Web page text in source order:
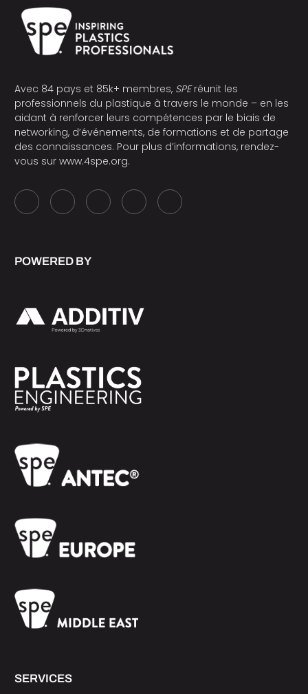
Avec 84 pays et 85k+ membres, SPEréunit les
professionnels du plastique à travers le monde – en les
aidant à renforcer leurs compétences par le biais de
networking, d’événements, de formations et de partage
des connaissances. Pour plus d’informations, rendez-
vous sur www.4spe.org.
POWERED BY
SERVICES